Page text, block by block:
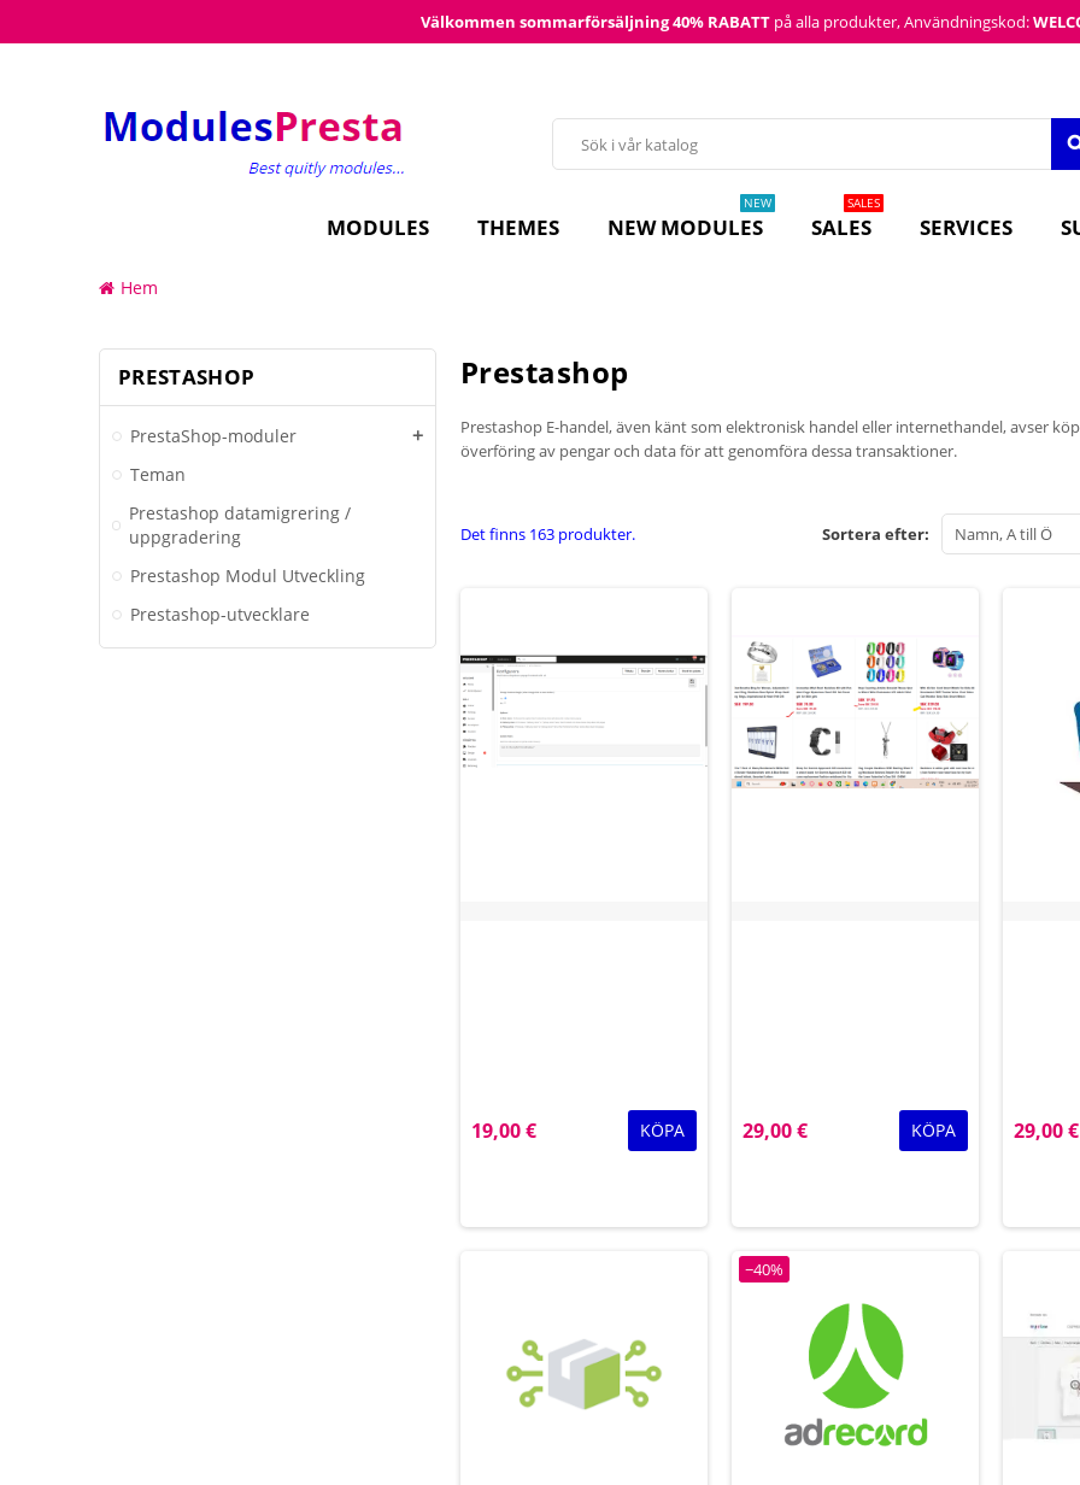
Välkommen sommarförsäljning40% RABATT på alla produkter, Användningskod:
MODULES THEMES NEW MODULES
NEW
SALES
SALES
SERVICES
Hem
PRESTASHOP
PrestaShop-moduler add
Teman
Prestashop datamigrering /
uppgradering
Prestashop Modul Utveckling
Prestashop-utvecklare
Prestashop
Prestashop E-handel, även känt som elektronisk handel eller internethandel, avser
överföring av pengar och data för att genomföra dessa transaktioner.
Sortera efter: Namn, A till Ö
Det finns 163 produkter.
19,00 € KÖPA 29,00 € KÖPA 29,00 €
−40%